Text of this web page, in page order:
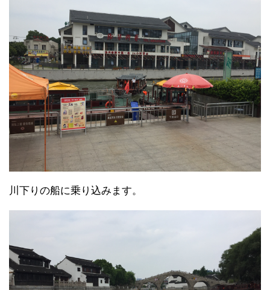
川下りの船に乗り込みます。